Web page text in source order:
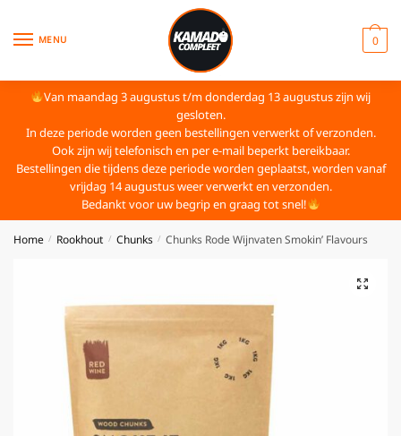
MENU 0
Van maandag 3 augustus t/m donderdag 13 augustus zijn wij
gesloten.
In deze periode worden geen bestellingen verwerkt of verzonden.
Ook zijn wij telefonisch en per e-mail beperkt bereikbaar.
Bestellingen die tijdens deze periode worden geplaatst, worden vanaf
vrijdag 14 augustus weer verwerkt en verzonden.
Bedankt voor uw begrip en graag tot snel!
Home / Rookhout / Chunks / Chunks Rode Wijnvaten Smokin’ Flavours